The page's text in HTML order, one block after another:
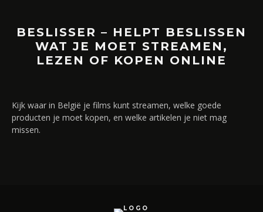
BESLISSER – HELPT BESLISSEN
WAT JE MOET STREAMEN,
LEZEN OF KOPEN ONLINE
Kijk waar in België je films kunt streamen, welke goede
producten je moet kopen, en welke artikelen je niet mag
missen.